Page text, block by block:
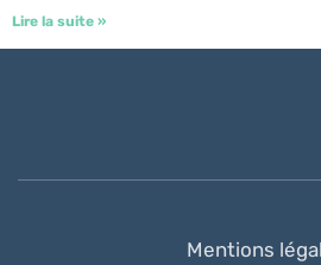
Lire la suite »
Mentions